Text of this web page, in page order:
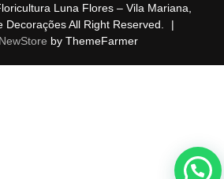
Luna Flores – Vila Mariana,
Decorações All Right Reserved.
|
NewStore by ThemeFarmer